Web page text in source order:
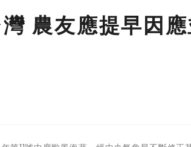
農友應提早因